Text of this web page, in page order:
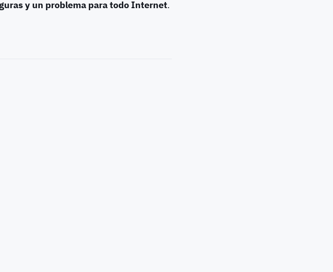
y un problema para todo Internet.